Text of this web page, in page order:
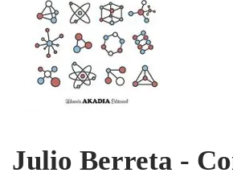
Julio Berreta -